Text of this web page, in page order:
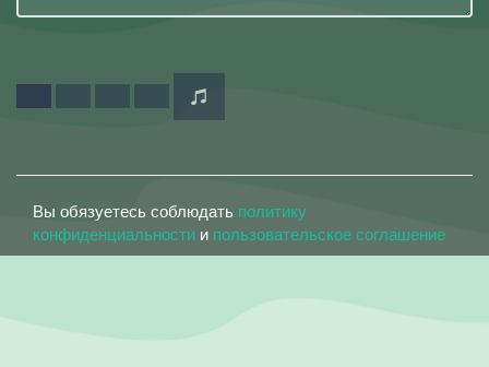
Вы обязуетесь соблюдать политику
конфиденциальности и пользовательское соглашение